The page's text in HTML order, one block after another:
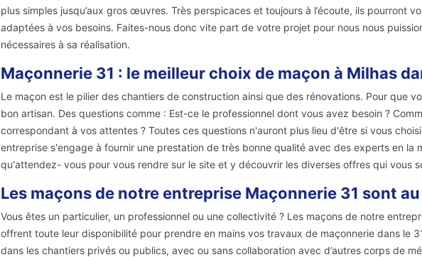
plus simples jusqu’aux gros œuvres. Très perspicaces et toujours à l’écoute, ils pourront
adaptées à vos besoins. Faites-nous donc vite part de votre projet pour nous nous
nécessaires à sa réalisation.
Maçonnerie 31 : le meilleur choix de maçon à Milhas
Le maçon est le pilier des chantiers de construction ainsi que des rénovations. Pour que
bon artisan. Des questions comme : Est-ce le professionnel dont vous avez besoin ?
correspondant à vos attentes ? Toutes ces questions n'auront plus lieu d'être si vous
entreprise s'engage à fournir une prestation de très bonne qualité avec des experts en la
qu'attendez- vous pour vous rendre sur le site et y découvrir les diverses offres qui vous
Les maçons de notre entreprise Maçonnerie 31 sont
Vous êtes un particulier, un professionnel ou une collectivité ? Les maçons de notre
offrent toute leur disponibilité pour prendre en mains vos travaux de maçonnerie dans le
dans les chantiers privés ou publics, avec ou sans collaboration avec d’autres corps de